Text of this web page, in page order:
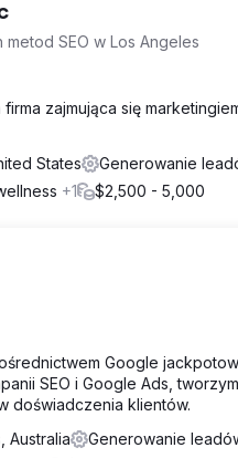
SEO w Los Angeles
zajmująca się
States
Generowanie
+1 $2,500 - 5,000
Google
SEO i Google Ads,
doświadczenia klientów.
Australia
Generowanie